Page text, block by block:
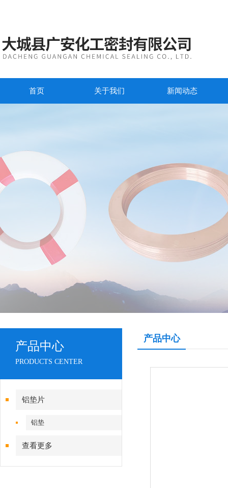
首页 关于我们 新闻动态
产品中心
PRODUCTS CENTER
铝垫片
铝垫
查看更多
产品中心